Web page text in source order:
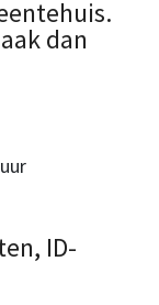
dan
ID-